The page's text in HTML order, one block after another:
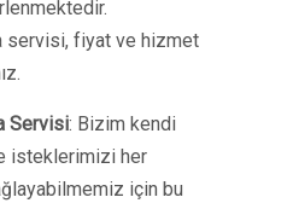
servisi, fiyat ve hizmet
Servisi: Bizim kendi
isteklerimizi her
için bu